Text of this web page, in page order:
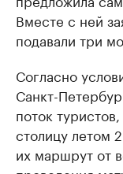
Вместе с ней
подавали три
Согласно
Санкт-
поток
столицу летом
их маршрут от